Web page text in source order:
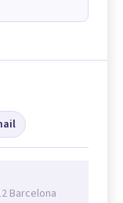
Barcelona